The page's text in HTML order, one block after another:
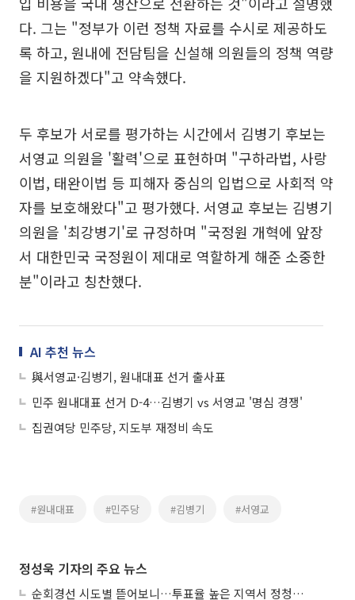
다. 그는 "정부가 이런 정책 자료를 수시로 제공하도
록 하고, 원내에 전담팀을 신설해 의원들의 정책 역량
을 지원하겠다"고 약속했다.
두 후보가 서로를 평가하는 시간에서 김병기 후보는
서영교 의원을 '활력'으로 표현하며 "구하라법, 사랑
이법, 태완이법 등 피해자 중심의 입법으로 사회적 약
자를 보호해왔다"고 평가했다. 서영교 후보는 김병기
의원을 '최강병기'로 규정하며 "국정원 개혁에 앞장
서 대한민국 국정원이 제대로 역할하게 해준 소중한
분"이라고 칭찬했다.
AI 추천 뉴스
與서영교·김병기, 원내대표 선거 출사표
민주 원내대표 선거 D-4…김병기 vs 서영교 '명심 경쟁'
집권여당 민주당, 지도부 재정비 속도
#원내대표 #민주당 #김병기 #서영교
정성욱 기자의 주요 뉴스
순회경선 시도별 뜯어보니…투표율 높은 지역서 정청래 강세